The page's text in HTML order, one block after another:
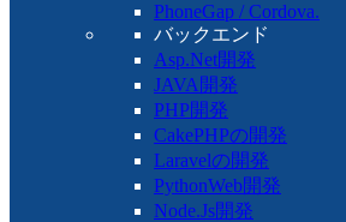
PhoneGap / Cordova.
バックエンド
Asp.Net開発
JAVA開発
PHP開発
CakePHPの開発
Laravelの開発
PythonWeb開発
Node.Js開発